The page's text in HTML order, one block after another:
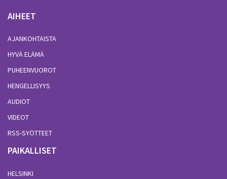
AIHEET
AJANKOHTAISTA
HYVÄ ELÄMÄ
PUHEENVUOROT
HENGELLISYYS
AUDIOT
VIDEOT
RSS-SYÖTTEET
PAIKALLISET
HELSINKI